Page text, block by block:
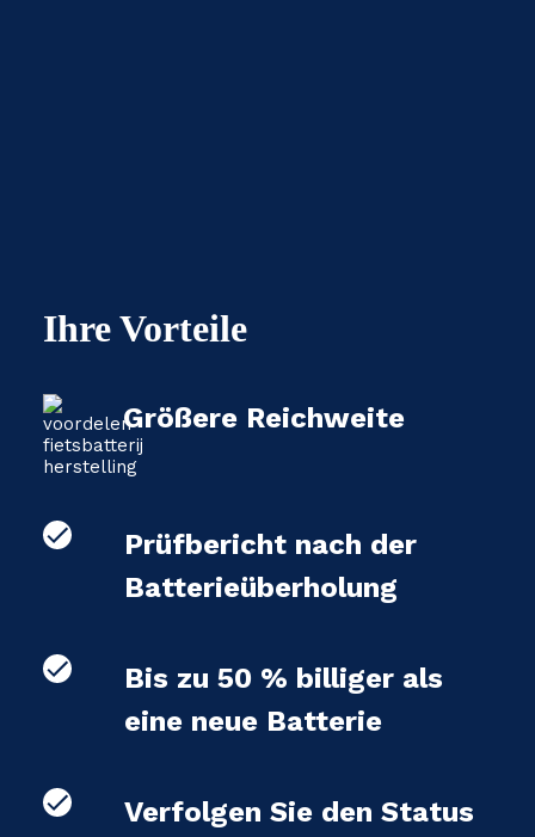
Ihre Vorteile
Größere Reichweite
Prüfbericht nach der
Batterieüberholung
Bis zu 50 % billiger als
eine neue Batterie
Verfolgen Sie den Status